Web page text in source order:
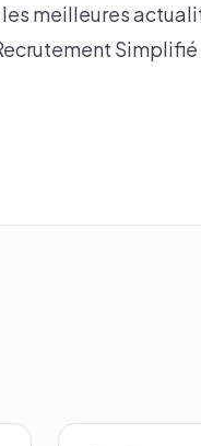
les meilleures
Simplifié